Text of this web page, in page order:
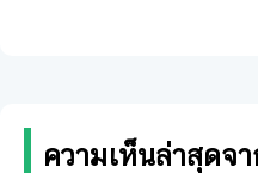
ความเห็นล่าสุดจ